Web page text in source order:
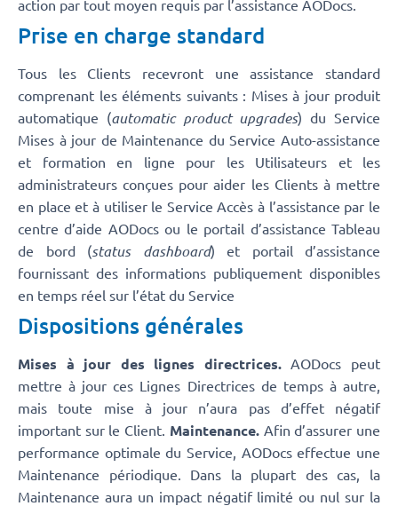
action par tout moyen requis par l’assistance AODocs.
Prise en charge standard
Tous les Clients recevront une assistance standard
comprenant les éléments suivants : Mises à jour produit
automatique (automatic product upgrades) du Service
Mises à jour de Maintenance du Service Auto-assistance
et formation en ligne pour les Utilisateurs et les
administrateurs conçues pour aider les Clients à mettre
en place et à utiliser le Service Accès à l’assistance par le
centre d’aide AODocs ou le portail d’assistance Tableau
de bord (status dashboard) et portail d’assistance
fournissant des informations publiquement disponibles
en temps réel sur l’état du Service
Dispositions générales
Mises à jour des lignes directrices.AODocs peut
mettre à jour ces Lignes Directrices de temps à autre,
mais toute mise à jour n’aura pas d’effet négatif
important sur le Client. Maintenance.Afin d’assurer une
performance optimale du Service, AODocs effectue une
Maintenance périodique. Dans la plupart des cas, la
Maintenance aura un impact négatif limité ou nul sur la